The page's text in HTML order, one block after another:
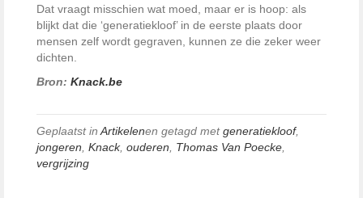
Dat vraagt misschien wat moed, maar er is hoop: als
blijkt dat die ‘generatiekloof’ in de eerste plaats door
mensen zelf wordt gegraven, kunnen ze die zeker weer
dichten.
Bron: Knack.be
Geplaatst in Artikelenen getagd metgeneratiekloof,
jongeren Knack, ouderen Thomas Van Poecke
vergrijzing